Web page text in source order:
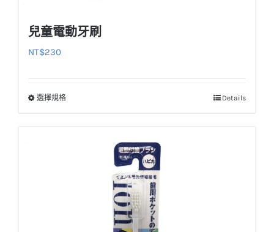
項
兒童電動牙刷
NT$230
選擇規格此
Details